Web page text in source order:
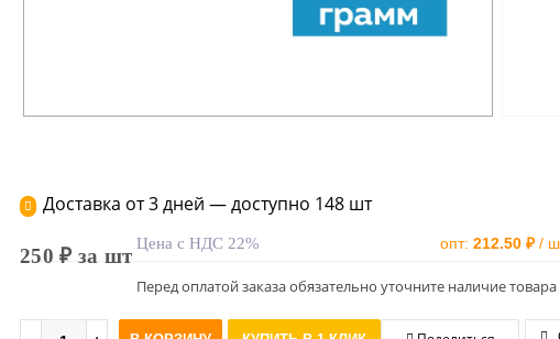
Доставка от 3 дней — доступно 148 шт
250 ₽ за шт
Цена с НДС 22% опт:212.50 ₽/
Перед оплатой заказа обязательно уточните наличие